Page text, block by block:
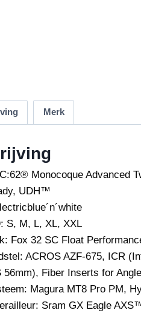
Merk
C:62® Monocoque Advanced
UDH™
´n´white
S, M, L, XL, XXL
Fox 32 SC Float
ACROS AZF-675, ICR
56mm), Fiber Inserts for
Magura MT8 Pro PM,
Sram GX Eagle